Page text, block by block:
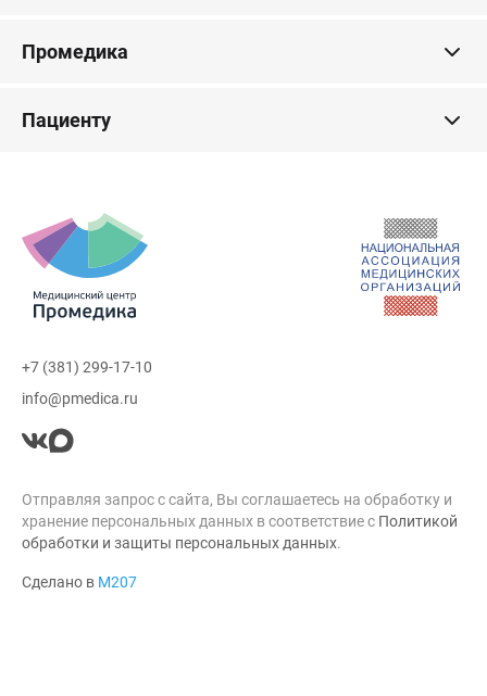
Промедика
Пациенту
+7 (381) 299-17-10
info@pmedica.ru
Отправляя запрос с сайта, Вы соглашаетесь на обработку и
хранение персональных данных в соответствие с Политикой
обработки и защиты персональных данных.
Сделано в М207